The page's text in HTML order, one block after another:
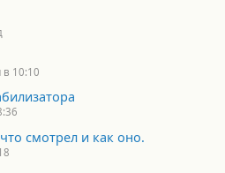
в 10:10
смотрел и как оно.